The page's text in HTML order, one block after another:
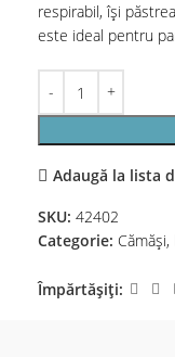
respirabil, își
este ideal pentru
Adaugă la lista
SKU: 42402
Categorie:
Împărtășiți: